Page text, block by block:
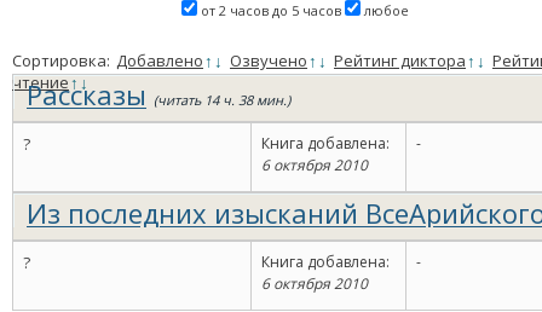
от 2 часов до 5 часов
любое
Сортировка: Добавлено↑ ↓ Озвучено↑ ↓ Рейтинг диктора↑ ↓
чтение↑↓
Рассказы (читать 14 ч. 38 мин.)
?
Книга добавлена:
6 октября 2010
-
Из последних изысканий
Препасхетных Исследований
?
Книга добавлена:
6 октября 2010
-